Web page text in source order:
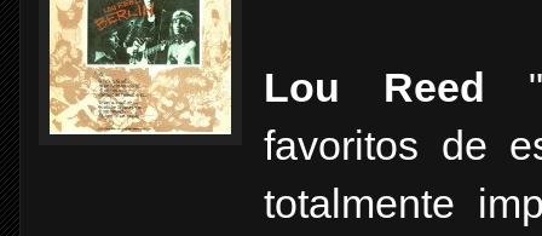
Lou Reed
favoritos de
totalmente